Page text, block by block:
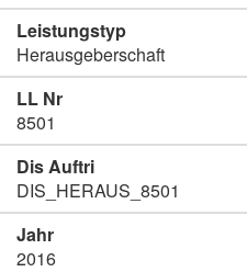
Leistungstyp
Herausgeberschaft
LL Nr
8501
Dis Auftri
DIS_HERAUS_8501
Jahr
2016